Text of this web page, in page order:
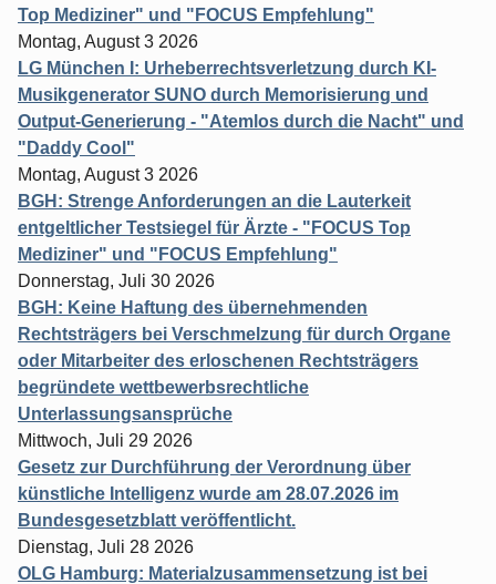
Top Mediziner" und "FOCUS Empfehlung"
Montag, August 3 2026
LG München I: Urheberrechtsverletzung durch KI-
Musikgenerator SUNO durch Memorisierung und
Output-Generierung - "Atemlos durch die Nacht" und
"Daddy Cool"
Montag, August 3 2026
BGH: Strenge Anforderungen an die Lauterkeit
entgeltlicher Testsiegel für Ärzte - "FOCUS Top
Mediziner" und "FOCUS Empfehlung"
Donnerstag, Juli 30 2026
BGH: Keine Haftung des übernehmenden
Rechtsträgers bei Verschmelzung für durch Organe
oder Mitarbeiter des erloschenen Rechtsträgers
begründete wettbewerbsrechtliche
Unterlassungsansprüche
Mittwoch, Juli 29 2026
Gesetz zur Durchführung der Verordnung über
künstliche Intelligenz wurde am 28.07.2026 im
Bundesgesetzblatt veröffentlicht.
Dienstag, Juli 28 2026
OLG Hamburg: Materialzusammensetzung ist bei